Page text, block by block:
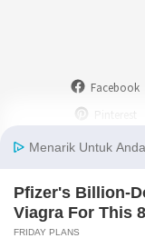
Facebook
Stumbleupon
Deviantart
Skype